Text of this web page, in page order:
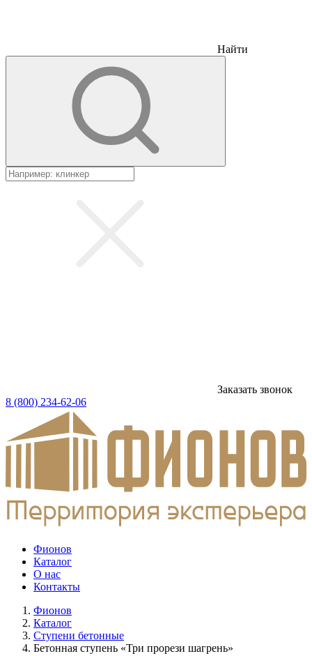
Найти
Заказать звонок
8 (800) 234-62-06
Фионов
Каталог
О нас
Контакты
Фионов
Каталог
Ступени бетонные
Бетонная ступень «Три прорези шагрень»